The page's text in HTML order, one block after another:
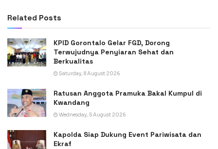
Related Posts
KPID Gorontalo Gelar FGD, Dorong
Terwujudnya Penyiaran Sehat dan
Berkualitas
Saturday, 8 August 2026
Ratusan Anggota Pramuka Bakal Kumpul di
Kwandang
Wednesday, 5 August 2026
Kapolda Siap Dukung Event Pariwisata dan
Ekraf